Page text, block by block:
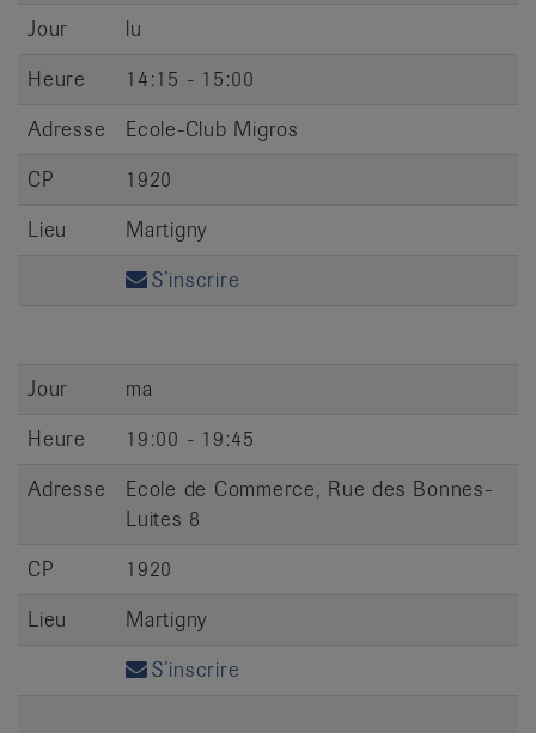
Jour
lu
Heure
14:15 - 15:00
Adresse
Ecole-Club Migros
CP
1920
Lieu
Martigny
S’inscrire
Jour
ma
Heure
19:00 - 19:45
Adresse
Ecole de Commerce, Rue des Bonnes-
Luites 8
CP
1920
Lieu
Martigny
S’inscrire